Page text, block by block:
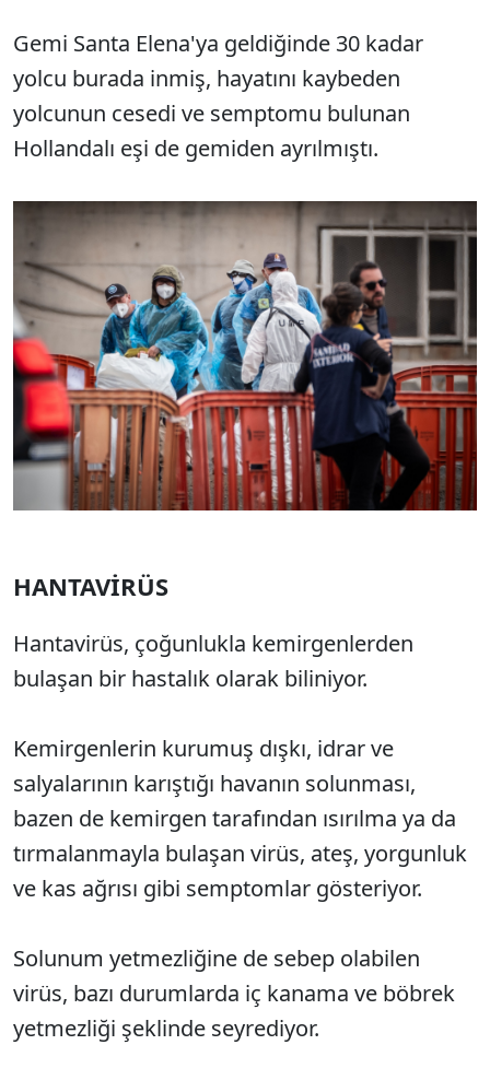
Gemi Santa Elena'ya geldiğinde 30 kadar
yolcu burada inmiş, hayatını kaybeden
yolcunun cesedi ve semptomu bulunan
Hollandalı eşi de gemiden ayrılmıştı.
HANTAVİRÜS
Hantavirüs, çoğunlukla kemirgenlerden
bulaşan bir hastalık olarak biliniyor.
Kemirgenlerin kurumuş dışkı, idrar ve
salyalarının karıştığı havanın solunması,
bazen de kemirgen tarafından ısırılma ya da
tırmalanmayla bulaşan virüs, ateş, yorgunluk
ve kas ağrısı gibi semptomlar gösteriyor.
Solunum yetmezliğine de sebep olabilen
virüs, bazı durumlarda iç kanama ve böbrek
yetmezliği şeklinde seyrediyor.